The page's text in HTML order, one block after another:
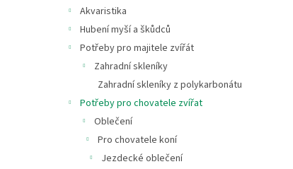
Akvaristika
Hubení myší a škůdců
Potřeby pro majitele zvířát
Zahradní skleníky
Zahradní skleníky z polykarbonátu
Potřeby pro chovatele zvířat
Oblečení
Pro chovatele koní
Jezdecké oblečení